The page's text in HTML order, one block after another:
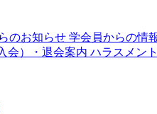
のお知らせ 学会員からの情
会）・退会案内 ハラスメン